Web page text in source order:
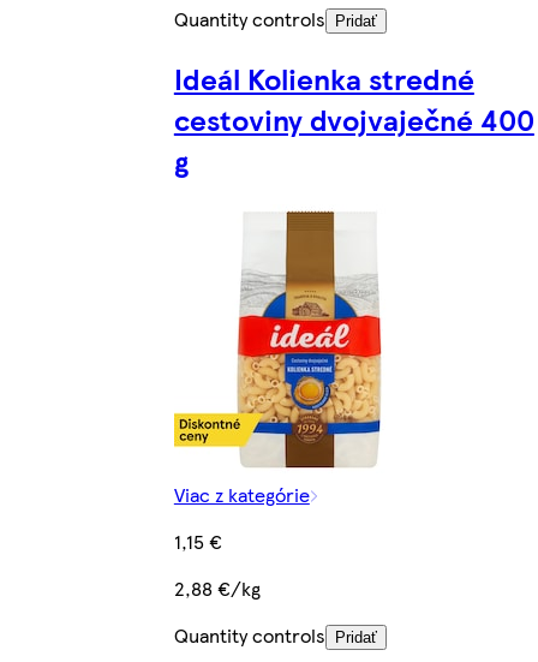
Quantity controls
Pridať
Ideál Kolienka stredné
cestoviny dvojvaječné 400
g
Viac z kategórie
1,15 €
2,88 €/kg
Quantity controls
Pridať